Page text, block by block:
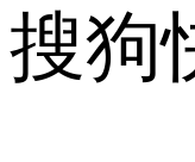
搜狗